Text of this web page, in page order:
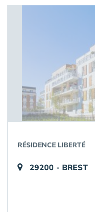
RÉSIDENCE LIBERTÉ
29200 - BREST